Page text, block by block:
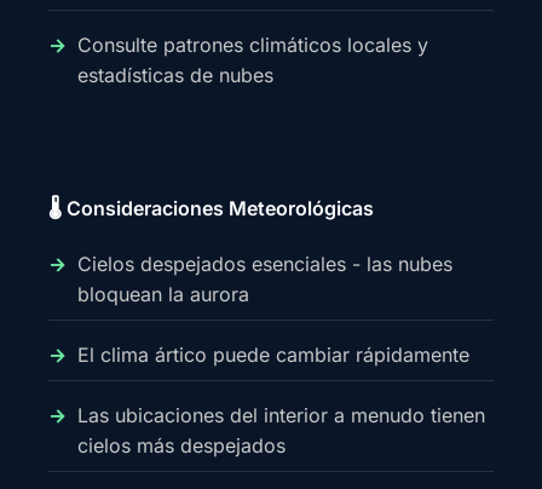
Consulte patrones climáticos locales y
estadísticas de nubes
🌡️ Consideraciones Meteorológicas
Cielos despejados esenciales - las nubes
bloquean la aurora
El clima ártico puede cambiar rápidamente
Las ubicaciones del interior a menudo tienen
cielos más despejados